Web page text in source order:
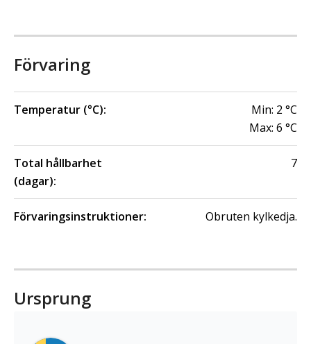
Förvaring
Temperatur (°C): Min: 2 °C
Max: 6 °C
Total hållbarhet
(dagar):
7
Förvaringsinstruktioner: Obruten kylkedja.
Ursprung